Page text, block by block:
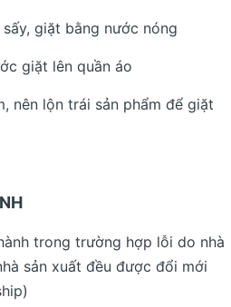
giặt bằng nước nóng
giặt lên quần áo
nên lộn trái sản phẩm để giặt
trong trường hợp lỗi do nhà
sản xuất đều được đổi mới